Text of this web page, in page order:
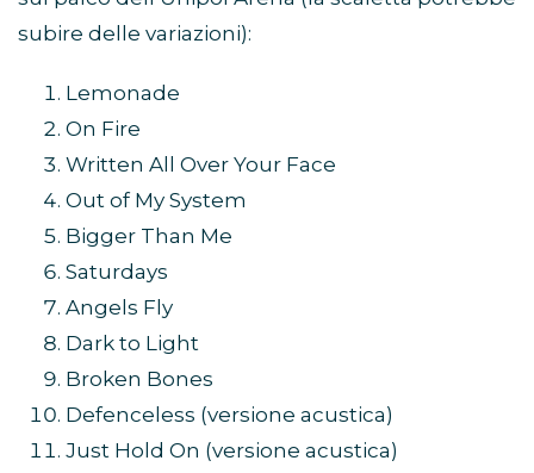
subire delle variazioni):
Lemonade
On Fire
Written All Over Your Face
Out of My System
Bigger Than Me
Saturdays
Angels Fly
Dark to Light
Broken Bones
Defenceless (versione acustica)
Just Hold On (versione acustica)